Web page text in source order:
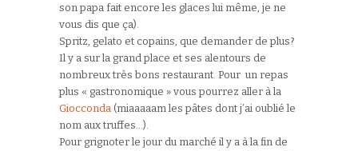
son papa fait encore les glaces lui même, je ne
vous dis que ça).
Spritz, gelato et copains, que demander de plus?
Il y a sur la grand place et ses alentours de
nombreux très bons restaurant. Pour un repas
plus « gastronomique » vous pourrez aller à la
Giocconda (miaaaaam les pâtes dont j’ai oublié le
nom aux truffes…).
Pour grignoter le jour du marché il y a à la fin de